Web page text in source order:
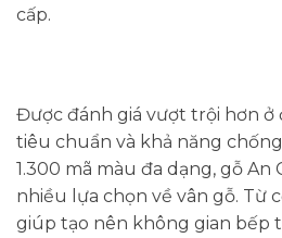
cấp.
Được đánh giá vượt trội hơn ở
tiêu chuẩn và khả năng chống
1.300 mã màu đa dạng, gỗ An
nhiều lựa chọn về vân gỗ. Từ
giúp tạo nên không gian bếp